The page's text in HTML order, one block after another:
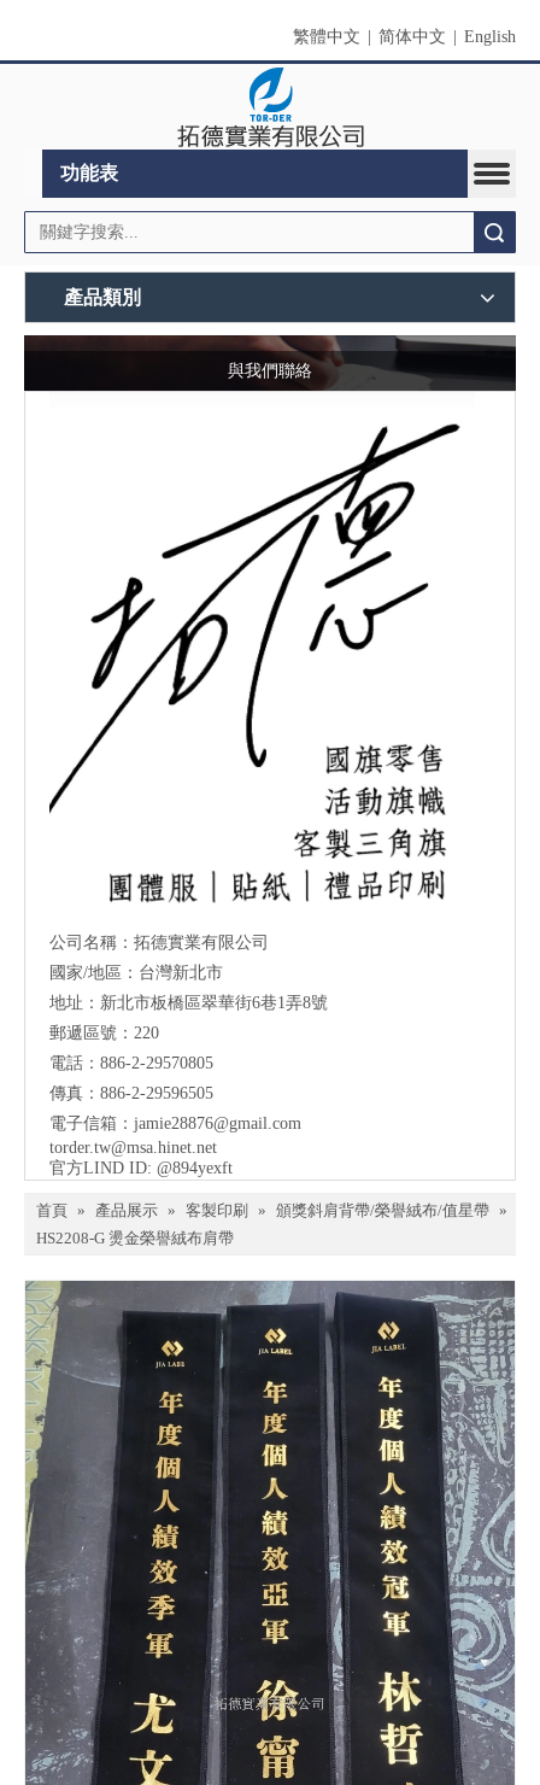
繁體中文 简体中文 English
功能表
產品類別
與我們聯絡
公司名稱：拓德實業有限公司
國家/地區：台灣新北市
地址：新北市板橋區翠華街6巷1弄8號
郵遞區號：220
電話：886-2-29570805
傳真：886-2-29596505
電子信箱： jamie28876@gmail.com
torder.tw@msa.hinet.net
官方LIND ID: @894yexft
首頁 » 產品展示 » 客製印刷 » 頒獎斜肩背帶/榮譽絨布/值星帶 »
HS2208-G 燙金榮譽絨布肩帶